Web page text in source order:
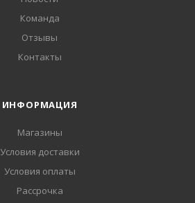
Команда
Отзывы
Контакты
ИНФОРМАЦИЯ
Магазины
Условия доставки
Условия оплаты
Рассрочка